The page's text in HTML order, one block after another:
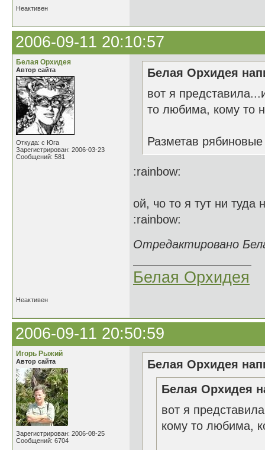
Неактивен
2006-09-11 20:10:57
Белая Орхидея
Автор сайта
Откуда: с Юга
Зарегистрирован: 2006-03-23
Сообщений: 581
Белая Орхидея
вот я
то любима, кому то
Разметав
:rainbow:
ой, чо то я тут ни
:rainbow:
Отредактировано
Белая Орхидея
Неактивен
2006-09-11 20:50:59
Игорь Рыжий
Автор сайта
Зарегистрирован: 2006-08-25
Сообщений: 6704
Белая Орхидея
Белая Орхидея
вот я
кому то любима,